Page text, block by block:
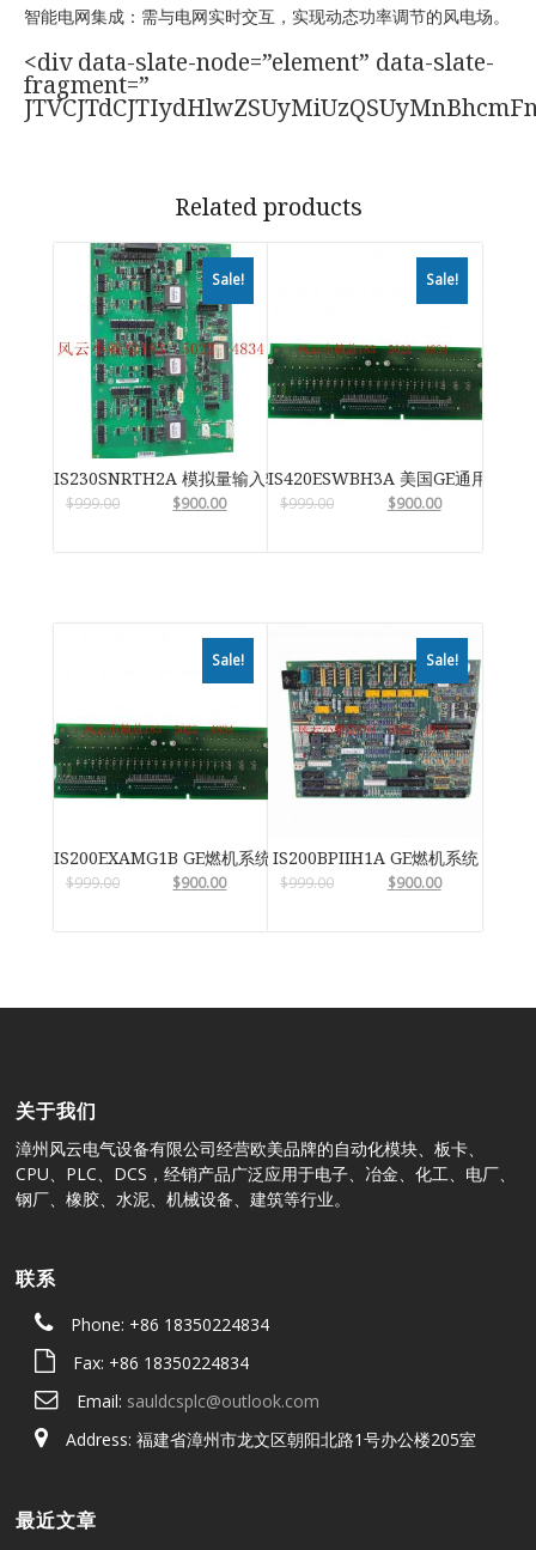
智能电网集成：需与电网实时交互，实现动态功率调节的风电场。
<div data-slate-node=”element” data-slate-
fragment=”
Related products
Sale!
IS230SNRTH2A 模拟量输入输出模块
$999.00 $900.00
Sale!
IS420ESWBH3A 美国GE通用电气
$999.00 $900.00
Sale!
IS200EXAMG1B GE燃机系统
$999.00 $900.00
Sale!
IS200BPIIH1A GE燃机系统
$999.00 $900.00
关于我们
漳州风云电气设备有限公司经营欧美品牌的自动化模块、板卡、
CPU、PLC、DCS，经销产品广泛应用于电子、冶金、化工、电厂、
钢厂、橡胶、水泥、机械设备、建筑等行业。
联系
Phone: +86 18350224834
Fax: +86 18350224834
Email: sauldcsplc@outlook.com
Address: 福建省漳州市龙文区朝阳北路1号办公楼205室
最近文章